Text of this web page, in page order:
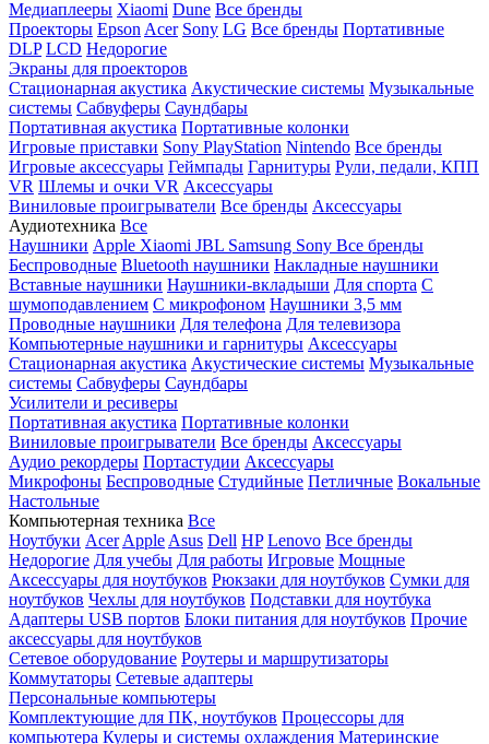
Медиаплееры Xiaomi Dune Все бренды
Проекторы Epson Acer Sony LG Все бренды Портативные
DLP LCD Недорогие
Экраны для проекторов
Стационарная акустика Акустические системы Музыкальные
системы Сабвуферы Саундбары
Портативная акустика Портативные колонки
Игровые приставки Sony PlayStation Nintendo Все бренды
Игровые аксессуары Геймпады Гарнитуры Рули, педали, КПП
VR Шлемы и очки VR Аксессуары
Виниловые проигрыватели Все бренды Аксессуары
Аудиотехника Все
Наушники Apple Xiaomi JBL Samsung Sony Все бренды
Беспроводные Bluetooth наушники Накладные наушники
Вставные наушники Наушники-вкладыши Для спорта С
шумоподавлением С микрофоном Наушники 3,5 мм
Проводные наушники Для телефона Для телевизора
Компьютерные наушники и гарнитуры Аксессуары
Стационарная акустика Акустические системы Музыкальные
системы Сабвуферы Саундбары
Усилители и ресиверы
Портативная акустика Портативные колонки
Виниловые проигрыватели Все бренды Аксессуары
Аудио рекордеры Портастудии Аксессуары
Микрофоны Беспроводные Студийные Петличные Вокальные
Настольные
Компьютерная техника Все
Ноутбуки Acer Apple Asus Dell HP Lenovo Все бренды
Недорогие Для учебы Для работы Игровые Мощные
Аксессуары для ноутбуков Рюкзаки для ноутбуков Сумки для
ноутбуков Чехлы для ноутбуков Подставки для ноутбука
Адаптеры USB портов Блоки питания для ноутбуков Прочие
аксессуары для ноутбуков
Сетевое оборудование Роутеры и маршрутизаторы
Коммутаторы Сетевые адаптеры
Персональные компьютеры
Комплектующие для ПК, ноутбуков Процессоры для
компьютера Кулеры и системы охлаждения Материнские